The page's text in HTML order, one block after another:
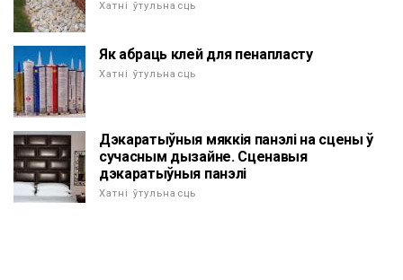
Хатні ўтульнасць
Як абраць клей для пенапласту
Хатні ўтульнасць
Дэкаратыўныя мяккія панэлі на сцены ў
сучасным дызайне. Сценавыя
дэкаратыўныя панэлі
Хатні ўтульнасць